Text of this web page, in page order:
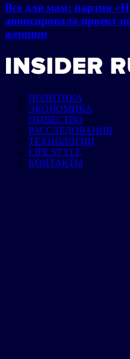
Все для мам: партия
анонсировала проект
женщин
ПОЛИТИКА
ЭКОНОМИКА
ОБЩЕСТВО
РАССЛЕДОВАНИЯ
ТЕХНОЛОГИИ
LIFE STYLE
КОНТАКТЫ